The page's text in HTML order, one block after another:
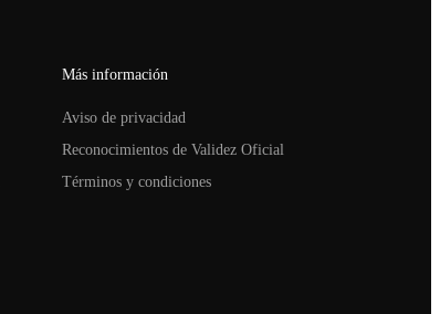
Más información
Aviso de privacidad
Reconocimientos de Validez Oficial
Términos y condiciones